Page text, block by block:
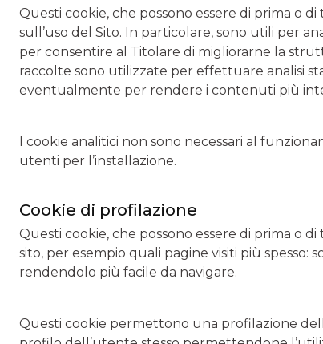
Questi cookie, che possono essere di prima o
sull’uso del Sito. In particolare, sono utili per
per consentire al Titolare di migliorarne la
raccolte sono utilizzate per effettuare analisi
eventualmente per rendere i contenuti più
I cookie analitici non sono necessari al
utenti per l’installazione.
Cookie di profilazione
Questi cookie, che possono essere di prima o
sito, per esempio quali pagine visiti più spesso:
rendendolo più facile da navigare.
Questi cookie permettono una profilazione